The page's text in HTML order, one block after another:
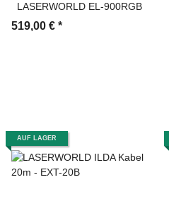
LASERWORLD EL-900RGB
519,00 € *
AUF LAGER